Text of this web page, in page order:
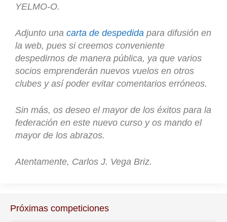
YELMO-O.
Adjunto una carta de despedida para difusión en
la web, pues si creemos conveniente
despedirnos de manera pública, ya que varios
socios emprenderán nuevos vuelos en otros
clubes y así poder evitar comentarios erróneos.
Sin más, os deseo el mayor de los éxitos para la
federación en este nuevo curso y os mando el
mayor de los abrazos.
Atentamente, Carlos J. Vega Briz.
Próximas competiciones